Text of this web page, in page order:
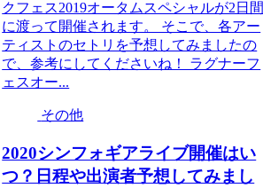
クフェス2019オータムスペシャルが2日間
に渡って開催されます。 そこで、各アー
ティストのセトリを予想してみましたの
で、参考にしてくださいね！ ラグナーフ
ェスオー...
その他
2020シンフォギアライブ開催はい
つ？日程や出演者予想してみまし